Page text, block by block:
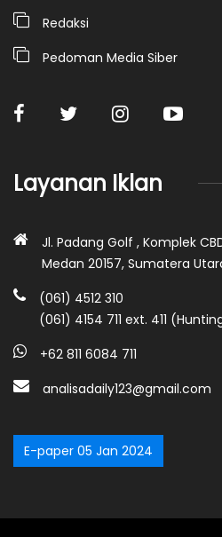
Redaksi
Pedoman Media Siber
Layanan Iklan
Jl. Padang Golf , Komplek
Medan 20157, Sumatera
(061) 4512 310
(061) 4154 711 ext. 411
+62 811 6084 711
analisadaily123@gmail.com
E-paper 05 Jan 2024